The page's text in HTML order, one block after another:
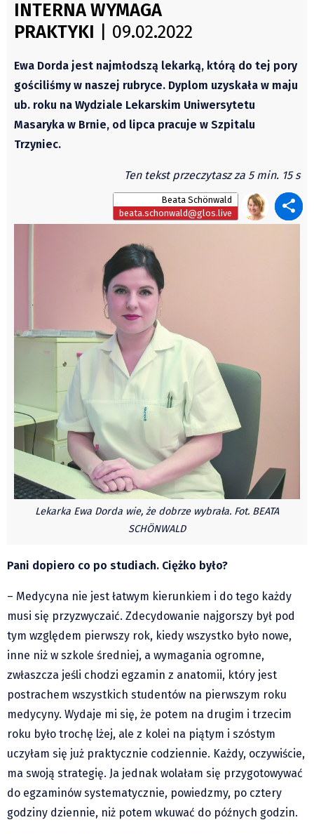
Czechy
Polska
Kongres Polaków
Sejmiki Gminne 2024
PZKO
Placówki dyplomatyczne w CZ
Pop Art
Nasze biblioteki
Pre-teksty i kon-teksty Łęckiego
Na posiónku pisane Milerskiego (archiwum)
Na granicy Księstwa Drobika (archiwum)
Podróże małe i duże Skałki
Historia
Podróże
Wywiady
Rodziny wielodzietne
Nauka
Szkoły podstawowe
Szkoły średnie
Studia
Klub Podróżnika ZA OKNEM
Sport
Czytelnicy piszą
Multimedia
Obiektyw Głosu
Fotoreportaże
studio glos.live
Głos Brandysa
YouTube glos.live
Podróże małe i duże Skałki
Historia
Podróże
Wywiady
INTERNA WYMAGA
PRAKTYKI | 09.02.2022
Ewa Dorda jest najmłodszą lekarką, którą do tej pory
gościliśmy w naszej rubryce. Dyplom uzyskała w maju
ub. roku na Wydziale Lekarskim Uniwersytetu
Masaryka w Brnie, od lipca pracuje w Szpitalu
Trzyniec.
Ten tekst przeczytasz za 5 min. 15 s
Beata Schönwald
beata.schonwald@glos.live
Lekarka Ewa Dorda wie, że dobrze wybrała. Fot. BEATA
SCHÖNWALD
Pani dopiero co po studiach. Ciężko było?
– Medycyna nie jest łatwym kierunkiem i do tego każdy
musi się przyzwyczaić. Zdecydowanie najgorszy był pod
tym względem pierwszy rok, kiedy wszystko było nowe,
inne niż w szkole średniej, a wymagania ogromne,
zwłaszcza jeśli chodzi egzamin z anatomii, który jest
postrachem wszystkich studentów na pierwszym roku
medycyny. Wydaje mi się, że potem na drugim i trzecim
roku było trochę lżej, ale z kolei na piątym i szóstym
uczyłam się już praktycznie codziennie. Każdy, oczywiście,
ma swoją strategię. Ja jednak wolałam się przygotowywać
do egzaminów systematycznie, powiedzmy, po cztery
godziny dziennie, niż potem wkuwać do późnych godzin.